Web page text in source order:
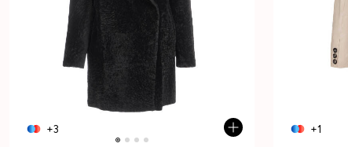
+3 +1